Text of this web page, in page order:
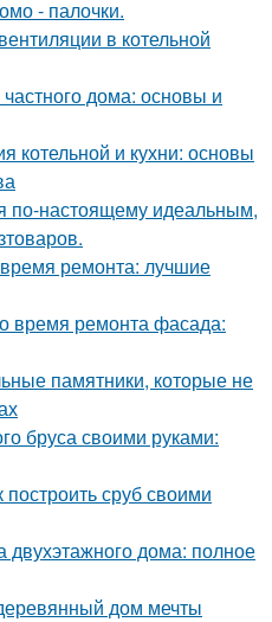
- палочки.
в котельной
дома: основы и
котельной и кухни: основы
по-настоящему идеальным,
ремонта: лучшие
время ремонта фасада:
памятники, которые не
бруса своими руками:
сруб своими
двухэтажного дома: полное
дом мечты